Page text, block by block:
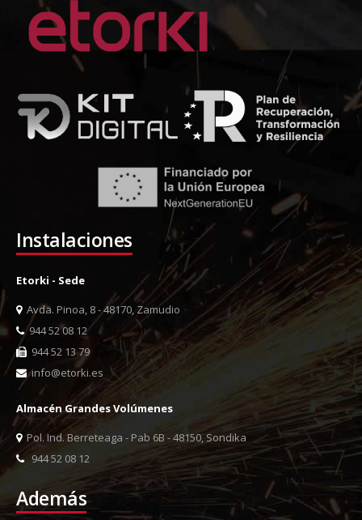
Instalaciones
Etorki - Sede
Avda. Pinoa, 8 - 48170, Zamudio
944 52 08 12
944 52 13 79
info@etorki.es
Almacén Grandes Volúmenes
Pol. Ind. Berreteaga - Pab 6B - 48150, Sondika
944 52 08 12
Además